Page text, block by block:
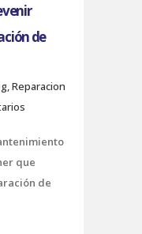
de
Reparacion
que
de